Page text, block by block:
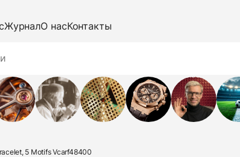
ЖурналО насКонтакты
5 Motifs Vcarf48400